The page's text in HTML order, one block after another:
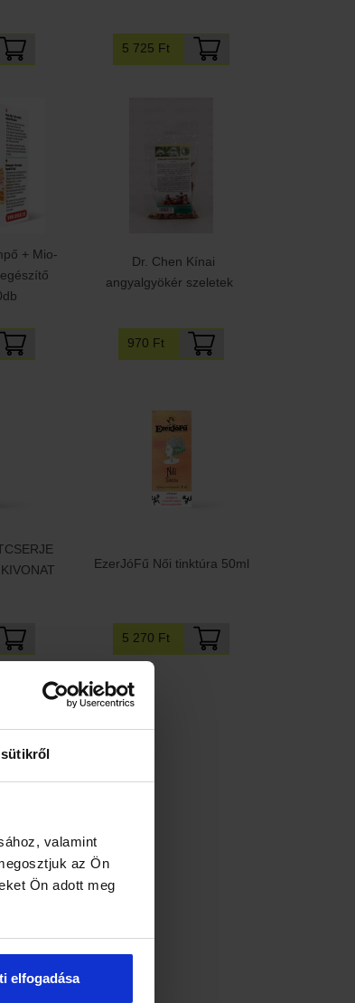
valamint
az Ön
Ön adott meg
elfogadása
5 725 Ft
+ Mio-
Dr. Chen Kínai
angyalgyökér szeletek
970 Ft
EzerJóFű Női tinktúra 50ml
5 270 Ft